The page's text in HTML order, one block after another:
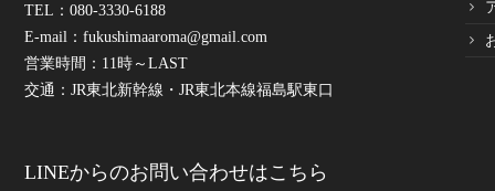
TEL：080-3330-6188
E-mail：fukushimaaroma@gmail.com
営業時間：11時～LAST
交通：JR東北新幹線・JR東北本線福島駅東口
LINEからのお問い合わせはこちら